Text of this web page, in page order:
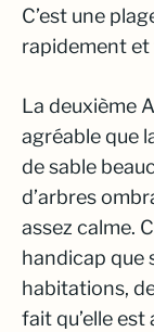
C’est une
rapidement et
La deuxième
agréable que
de sable
d’arbres
assez calme.
handicap que
habitations,
fait qu’elle